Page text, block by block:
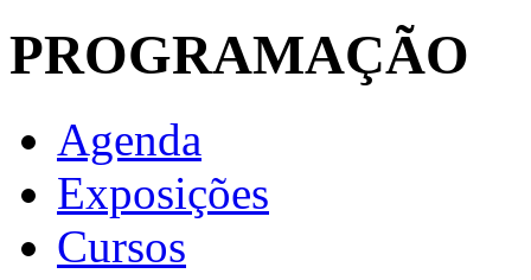
PROGRAMAÇÃO
Agenda
Exposições
Cursos